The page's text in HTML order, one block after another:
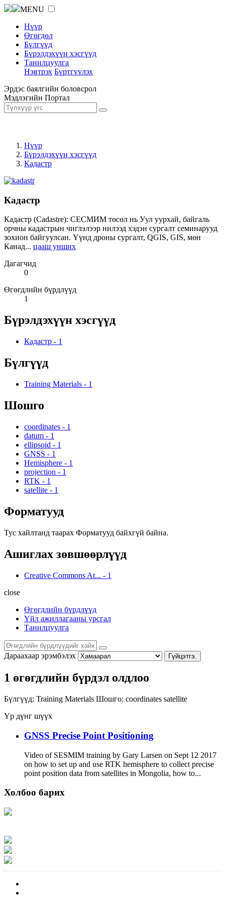
MENU
Нүүр
Өгөгдөл
Бүлгүүд
Бүрэлдэхүүн хэсгүүд
Танилцуулга
Нэвтрэх Бүртгүүлэх
Эрдэс баялгийн боловсрол
Мэдлэгийн Портал
Нүүр
Бүрэлдэхүүн хэсгүүд
Кадастр
Кадастр
Кадастр (Cadastre): СЕСМИМ төсөл нь Уул уурхай, байгаль
орчны кадастрын чиглэлээр нилээд хэдэн сургалт семинарууд
зохион байгуулсан. Үүнд дроны сургалт, QGIS, GIS, мөн
Канад... цааш унших
Дагагчид
0
Өгөгдлийн бүрдлүүд
1
Бүрэлдэхүүн хэсгүүд
Кадастр - 1
Бүлгүүд
Training Materials - 1
Шошго
coordinates - 1
datum - 1
ellipsoid - 1
GNSS - 1
Hemisphere - 1
projection - 1
RTK - 1
satellite - 1
Форматууд
Тус хайлтанд таарах Форматууд байхгүй байна.
Ашиглах зөвшөөрлүүд
Creative Commons At... - 1
close
Өгөгдлийн бүрдлүүд
Үйл ажиллагааны урсгал
Танилцуулга
Дараахаар эрэмбэлэх Гүйцэтгэ.
1 өгөгдлийн бүрдэл олдлоо
Бүлгүүд: Training Materials Шошго: coordinates satellite
Үр дүнг шүүх
GNSS Precise Point Positioning
Video of SESMIM training by Gary Larsen on Sept 12 2017
on how to set up and use RTK hemisphere to collect precise
point position data from satellites in Mongolia, how to...
Холбоо барих